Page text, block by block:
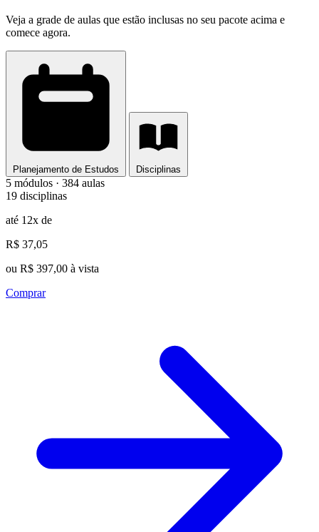
Veja a grade de aulas que estão inclusas no seu pacote acima e
comece agora.
Planejamento de Estudos Disciplinas
5 módulos · 384 aulas
19 disciplinas
até 12x de
R$ 37,05
ou R$ 397,00 à vista
Comprar